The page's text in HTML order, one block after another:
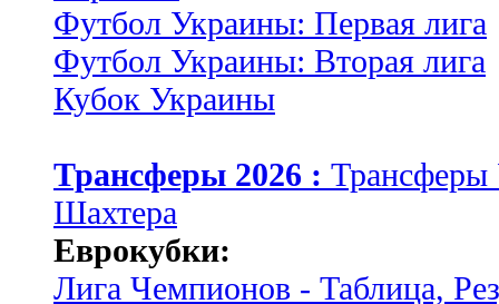
Футбол Украины: Первая лига
Футбол Украины: Вторая лига
Кубок Украины
Трансферы 2026 :
Шахтера
Еврокубки:
Лига Чемпионов - Таблица,